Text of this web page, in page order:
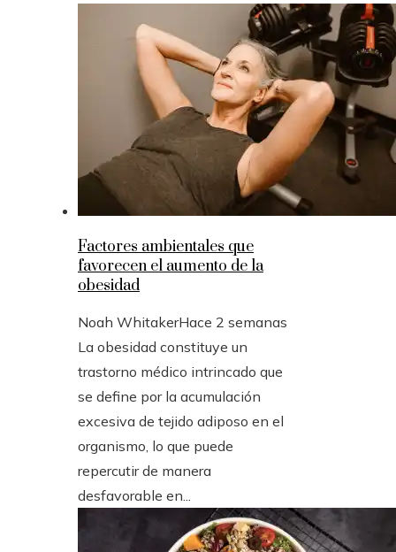
Factores ambientales que
favorecen el aumento de la
obesidad
Noah WhitakerHace 2 semanas
La obesidad constituye un
trastorno médico intrincado que
se define por la acumulación
excesiva de tejido adiposo en el
organismo, lo que puede
repercutir de manera
desfavorable en...